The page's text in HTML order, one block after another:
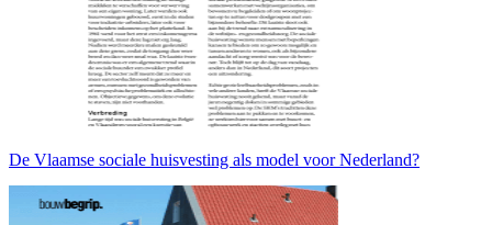
De Vlaamse sociale huisvesting als model voor Nederland?